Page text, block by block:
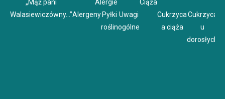
„Mąż pani
Walasiewiczówny…”
Alergie
Alergeny Pyłki
roślin
Uwagi
ogólne
Ciąża
Cukrzyca
a ciąża
Cukrzyca
u
dorosłych